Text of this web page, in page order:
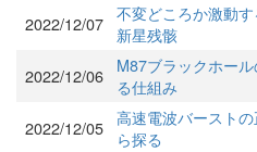
2022/12/07 不変どころか激動
新星残骸
2022/12/06
M87ブラックホー
る仕組み
2022/12/05 高速電波バースト
ら探る